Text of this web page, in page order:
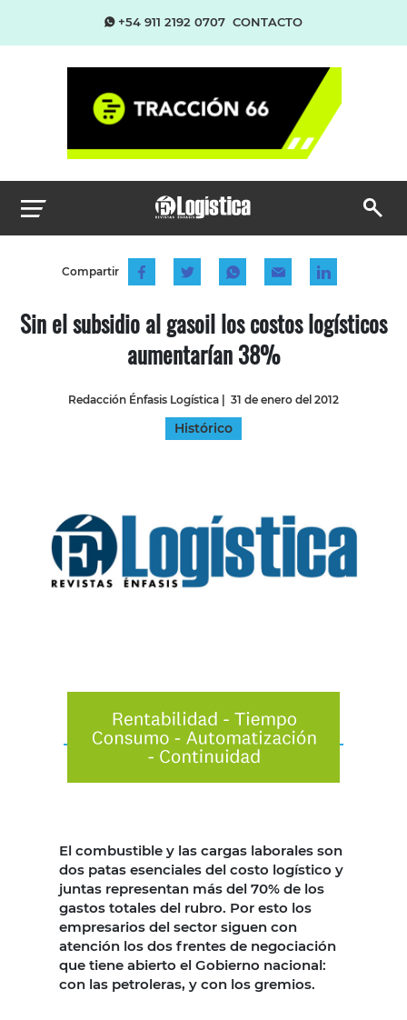
+54 911 2192 0707 CONTACTO
Compartir
Sin el subsidio al gasoil los costos logísticos
aumentarían 38%
Redacción Énfasis Logística | 31 de enero del 2012
Histórico
El combustible y las cargas laborales son
dos patas esenciales del costo logístico y
juntas representan más del 70% de los
gastos totales del rubro. Por esto los
empresarios del sector siguen con
atención los dos frentes de negociación
que tiene abierto el Gobierno nacional:
con las petroleras, y con los gremios.